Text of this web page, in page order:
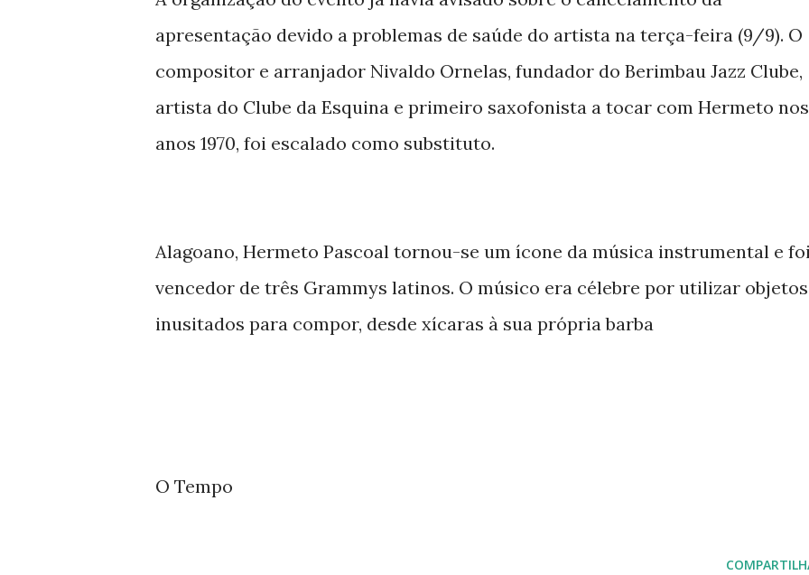
apresentação devido a problemas de saúde do artista na terça-feira (9/9). O
compositor e arranjador Nivaldo Ornelas, fundador do Berimbau Jazz Clube,
artista do Clube da Esquina e primeiro saxofonista a tocar com Hermeto nos
anos 1970, foi escalado como substituto.
Alagoano, Hermeto Pascoal tornou-se um ícone da música instrumental e
vencedor de três Grammys latinos. O músico era célebre por utilizar objetos
inusitados para compor, desde xícaras à sua própria barba
O Tempo